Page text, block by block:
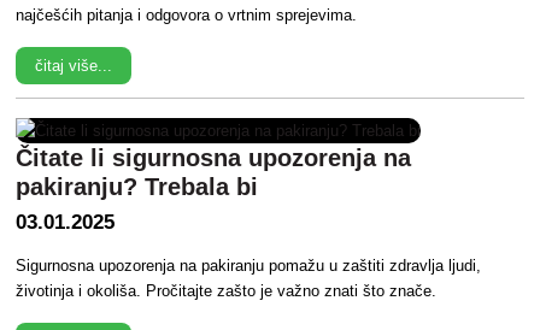
najčešćih pitanja i odgovora o vrtnim sprejevima.
čitaj više...
Čitate li sigurnosna upozorenja na
pakiranju? Trebala bi
03.01.2025
Sigurnosna upozorenja na pakiranju pomažu u zaštiti zdravlja ljudi,
životinja i okoliša. Pročitajte zašto je važno znati što znače.